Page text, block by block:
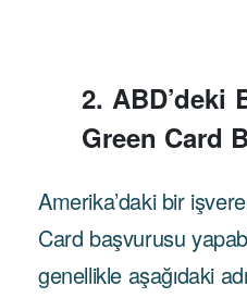
2. ABD’deki
Green Card
Amerika’daki bir
Card başvurusu
genellikle aşağıdaki